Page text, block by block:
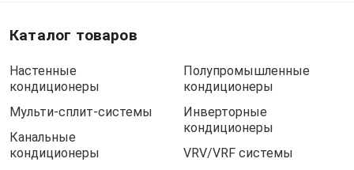
Каталог товаров
Настенные
кондиционеры
Мульти-сплит-системы
Канальные
кондиционеры
Полупромышленные
кондиционеры
Инверторные
кондиционеры
VRV/VRF системы